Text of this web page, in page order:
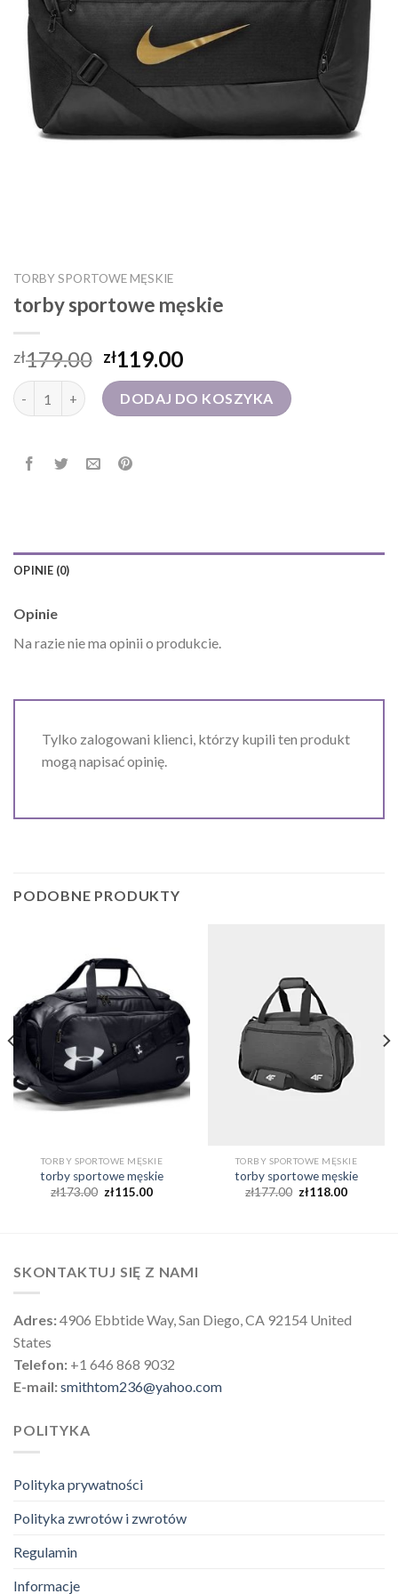
TORBY SPORTOWE MĘSKIE
torby sportowe męskie
zł179.00 zł119.00
ilość torby sportowe męskieDODAJ DO KOSZYKA
OPINIE (0)
Opinie
Na razie nie ma opinii o produkcie.
Tylko zalogowani klienci, którzy kupili ten produkt
mogą napisać opinię.
PODOBNE PRODUKTY
TORBY SPORTOWE MĘSKIE
torby sportowe męskie
zł173.00 zł115.00
TORBY SPORTOWE MĘSKIE
torby sportowe męskie
zł177.00 zł118.00
SKONTAKTUJ SIĘ Z NAMI
Adres:4906 Ebbtide Way, San Diego, CA 92154 United
States
Telefon: +1 646 868 9032
E-mail:smithtom236@yahoo.com
POLITYKA
Polityka prywatności
Polityka zwrotów i zwrotów
Regulamin
Informacje